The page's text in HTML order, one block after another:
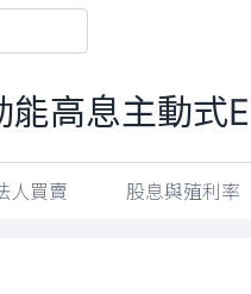
能高息主動式
人買賣 股息與殖利率